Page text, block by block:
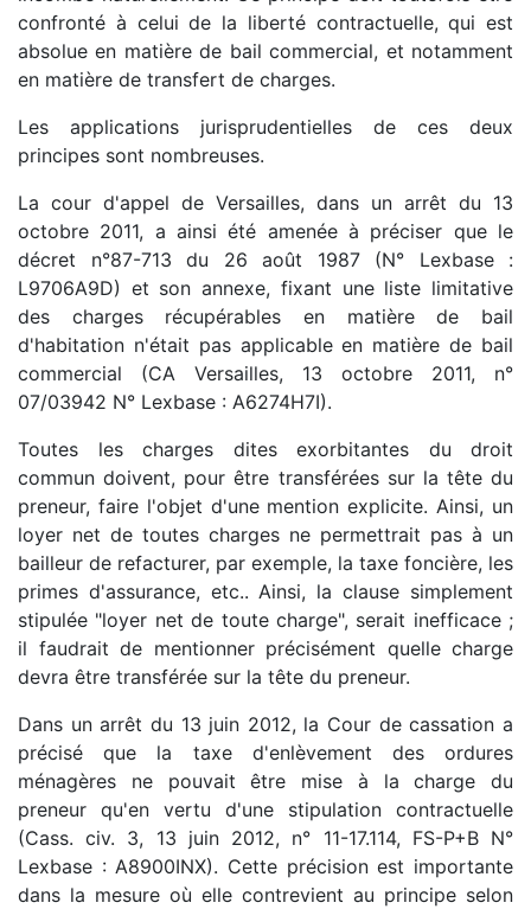
confronté à celui de la liberté contractuelle, qui est
absolue en matière de bail commercial, et notamment
en matière de transfert de charges.
Les applications jurisprudentielles de ces deux
principes sont nombreuses.
La cour d'appel de Versailles, dans un arrêt du 13
octobre 2011, a ainsi été amenée à préciser que le
décret n°87-713 du 26 août 1987 (N° Lexbase :
L9706A9D) et son annexe, fixant une liste limitative
des charges récupérables en matière de bail
d'habitation n'était pas applicable en matière de bail
commercial (CA Versailles, 13 octobre 2011, n°
07/03942 N° Lexbase : A6274H7I).
Toutes les charges dites exorbitantes du droit
commun doivent, pour être transférées sur la tête du
preneur, faire l'objet d'une mention explicite. Ainsi, un
loyer net de toutes charges ne permettrait pas à un
bailleur de refacturer, par exemple, la taxe foncière, les
primes d'assurance, etc.. Ainsi, la clause simplement
stipulée "loyer net de toute charge", serait inefficace ;
il faudrait de mentionner précisément quelle charge
devra être transférée sur la tête du preneur.
Dans un arrêt du 13 juin 2012, la Cour de cassation a
précisé que la taxe d'enlèvement des ordures
ménagères ne pouvait être mise à la charge du
preneur qu'en vertu d'une stipulation contractuelle
(Cass. civ. 3, 13 juin 2012, n° 11-17.114, FS-P+B N°
Lexbase : A8900INX). Cette précision est importante
dans la mesure où elle contrevient au principe selon